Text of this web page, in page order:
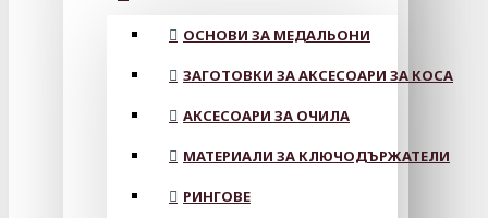
ОСНОВИ ЗА МЕДАЛЬОНИ
ЗАГОТОВКИ ЗА АКСЕСОАРИ ЗА КОСА
АКСЕСОАРИ ЗА ОЧИЛА
МАТЕРИАЛИ ЗА КЛЮЧОДЪРЖАТЕЛИ
РИНГОВЕ